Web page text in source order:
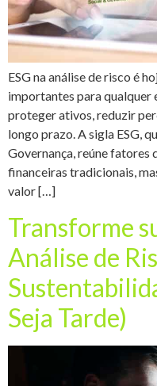
ESG na análise de risco é
importantes para qualquer
proteger ativos, reduzir
longo prazo. A sigla ESG,
Governança, reúne fatores
financeiras tradicionais,
valor […]
Transforme
Análise de
Seja Tarde)